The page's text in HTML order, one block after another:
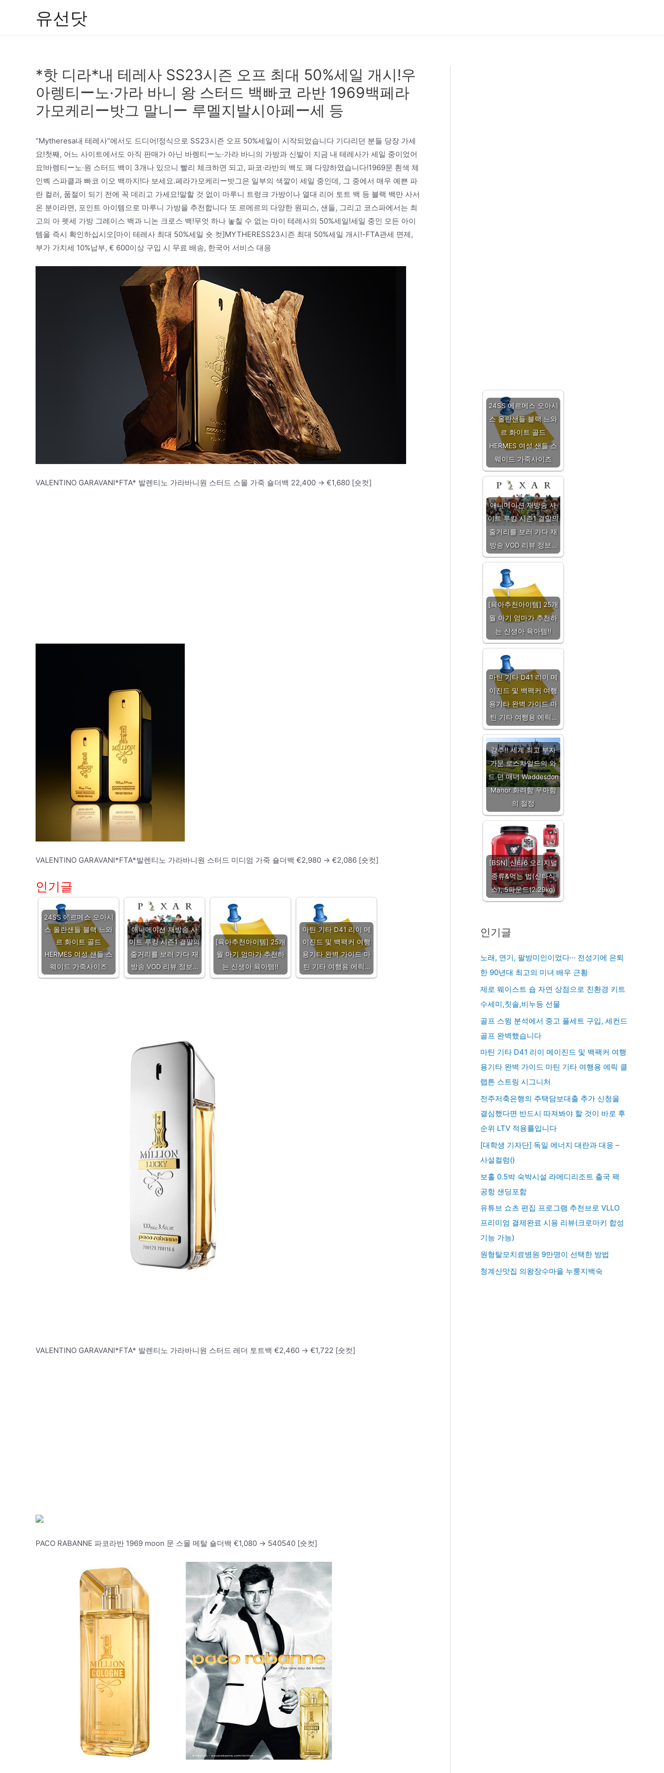
유선닷
*핫 디라*내 테레사 SS23시즌 오프 최대 50%세일 개시!우
아렝티ー노·가라 바니 왕 스터드 백빠코 라반 1969백페라
가모케리ー밧그 말니ー 루멜지발시아페ー세 등
“Mytheresa내 테레사”에서도 드디어!정식으로 SS23시즌 오프 50%세일이 시작되었습니다 기다리던 분들 당장 가세
요!첫째, 어느 사이트에서도 아직 판매가 아닌 바렝티ー노·가라 바니의 가방과 신발이 지금 내 테레사가 세일 중이었어
요!바렝티ー노·원 스터드 백이 3개나 있으니 빨리 체크하면 되고, 파코·라반의 백도 꽤 다양하였습니다!1969문 흰색 체
인벡 스파클과 빠코 이오 백까지!다 보세요.페라가모케리ー밧그은 일부의 색깔이 세일 중인데, 그 중에서 매우 예쁜 파
란 컬러, 품절이 되기 전에 꼭 데리고 가세요!말할 것 없이 마루니 트렁크 가방이나 열대 리어 토트 백 등 블랙 백만 사서
온 분이라면, 포인트 아이템으로 마루니 가방을 추천합니다 또 르메르의 다양한 원피스, 샌들, 그리고 코스파에서는 최
고의 아 펫세 가방 그레이스 백과 니논 크로스 백!무엇 하나 놓칠 수 없는 마이 테레사의 50%세일!세일 중인 모든 아이
템을 즉시 확인하십시오[마이 테레사 최대 50%세일 숏 컷]MYTHERESS23시즌 최대 50%세일 개시!-FTA관세 면제,
부가 가치세 10%납부, € 600이상 구입 시 무료 배송, 한국어 서비스 대응
VALENTINO GARAVANI*FTA* 발렌티노 가라바니원 스터드 스몰 가죽 숄더백 22,400 → €1,680 [숏컷]
VALENTINO GARAVANI*FTA*발렌티노 가라바니원 스터드 미디엄 가죽 숄더백 €2,980 → €2,086 [숏컷]
인기글
24SS 에르메스 오아시
스 올란샌들 블랙 느와
르 화이트 골드
HERMES 여성 샌들 스
웨이드 가죽사이즈
애니메이션 재방송 사
이트 루킹 시즌1 결말의
줄거리를 보러 가다 재
방송 VOD 리뷰 정보…
[육아추천아이템] 25개
월 아기 엄마가 추천하
는 신생아 육아템!!
마틴 기타 D41 리이 메
이진드 및 백팩커 여행
용기타 완벽 가이드 마
틴 기타 여행용 에릭…
VALENTINO GARAVANI*FTA* 발렌티노 가라바니원 스터드 레더 토트백 €2,460 → €1,722 [숏컷]
PACO RABANNE 파코라반 1969 moon 문 스몰 메탈 숄더백 €1,080 → 540540 [숏컷]
24SS 에르메스 오아시
스 올란샌들 블랙 느와
르 화이트 골드
HERMES 여성 샌들 스
웨이드 가죽사이즈
애니메이션 재방송 사
이트 루킹 시즌1 결말의
줄거리를 보러 가다 재
방송 VOD 리뷰 정보…
[육아추천아이템] 25개
월 아기 엄마가 추천하
는 신생아 육아템!!
마틴 기타 D41 리이 메
이진드 및 백팩커 여행
용기타 완벽 가이드 마
틴 기타 여행용 에릭…
강추!! 세계 최고 부자
가문 로스차일드의 와
드 던 매너 Waddesdon
Manor 화려함 우아함
의 절정
[BSN] 신타6 오리지널
종류&먹는 법(신타식
스), 5파운드(2.29kg)
인기글
노래, 연기, 팔방미인이었다··· 전성기에 은퇴
한 90년대 최고의 미녀 배우 근황
제로 웨이스트 숍 자연 상점으로 친환경 키트
수세미,칫솔,비누등 선물
골프 스윙 분석에서 중고 풀세트 구입, 세컨드
골프 완벽했습니다
마틴 기타 D41 리이 메이진드 및 백팩커 여행
용기타 완벽 가이드 마틴 기타 여행용 에릭 클
랩튼 스트링 시그니처
전주저축은행의 주택담보대출 추가 신청을
결심했다면 반드시 따져봐야 할 것이 바로 후
순위 LTV 적용률입니다
[대학생 기자단] 독일 에너지 대란과 대응 –
사설컬럼()
보홀 0.5박 숙박시설 라메디리조트 출국 팩
공항 샌딩포함
유튜브 쇼츠 편집 프로그램 추천브로 VLLO
프리미엄 결제완료 시용 리뷰(크로마키 합성
기능 가능)
원형탈모치료병원 9만명이 선택한 방법
청계산맛집 의왕장수마을 누룽지백숙